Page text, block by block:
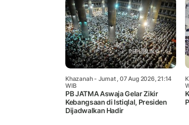
Khazanah- Jumat , 07 Aug 2026, 21:14
WIB
PB JATMA Aswaja Gelar Zikir
Kebangsaan di Istiqlal, Presiden
Dijadwalkan Hadir